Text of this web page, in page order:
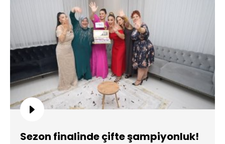
Sezon finalinde çifte şampiyonluk!